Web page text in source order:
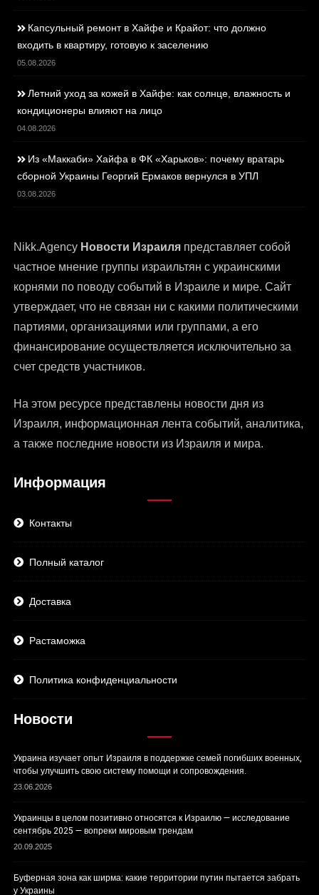
Капсульный ремонт в Хайфе и Крайот: что должно
входить в квартиру, готовую к заселению
05.08.2026
Летний уход за кожей в Хайфе: как солнце, влажность и
кондиционеры влияют на лицо
04.08.2026
Из «Маккаби» Хайфа в ФК «Харьков»: почему вратарь
сборной Украины Георгий Ермаков вернулся в УПЛ
03.08.2026
Nikk.Agency Новости Израиля представляет собой
частное мнение группы израильтян с украинскими
корнями по поводу событий в Израиле и мире. Сайт
утверждает, что не связан ни с какими политическими
партиями, организациями или группами, а его
финансирование осуществляется исключительно за
счет средств участников.
На этом ресурсе представлены новости дня из
Израиля, информационная лента событий, аналитика,
а также последние новости из Израиля и мира.
Информация
Контакты
Полный каталог
Доставка
Растаможка
Политика конфиденциальности
Новости
Украина изучает опыт Израиля в поддержке семей погибших военных,
чтобы улучшить свою систему помощи и сопровождения.
23.06.2026
Украинцы в целом позитивно относятся к Израилю — исследование
сентябрь 2025 — вопреки мировым трендам
20.09.2025
Буферная зона как ширма: какие территории путин пытается забрать
у Украины